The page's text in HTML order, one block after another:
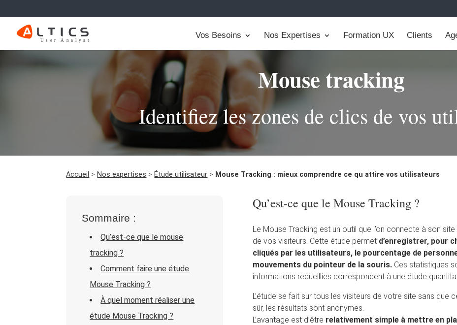
Vos Besoins Nos Expertises Formation UX Clients
Mouse tracking
Identifiez les zones de clics de vos
Accueil > Nos expertises > Étude utilisateur > Mouse Tracking : mieux comprendre ce qu attire vos utilisateurs
Sommaire :
Qu’est-ce que le mouse
tracking ?
Comment faire une étude
Mouse Tracking ?
À quel moment réaliser une
étude Mouse Tracking ?
Qu’est-ce que le Mouse Tracking ?
Le Mouse Tracking est un outil que l’on connecte à son
de vos visiteurs. Cette étude permet d’enregistrer, pour
cliqués par les utilisateurs, le pourcentage de
mouvements du pointeur de la souris.Ces statistiques
informations recueillies correspondent à une étude
L’étude se fait sur tous les visiteurs de votre site sans que
sûr, les résultats sont anonymes.
L’avantage est d’être relativement simple à mettre en